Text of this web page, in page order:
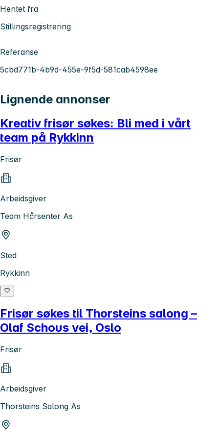
Hentet fra
Stillingsregistrering
Referanse
5cbd771b-4b9d-455e-9f5d-581cab4598ee
Lignende annonser
Kreativ frisør søkes: Bli med i vårt
team på Rykkinn
Frisør
Arbeidsgiver
Team Hårsenter As
Sted
Rykkinn
Frisør søkes til Thorsteins salong –
Olaf Schous vei, Oslo
Frisør
Arbeidsgiver
Thorsteins Salong As